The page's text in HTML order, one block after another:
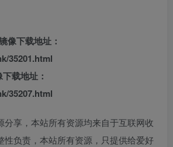
像下载地址：
35201.html
载地址：
35207.html
分享，本站所有资源均来自于互联网收
性负责，本站所有资源，只提供给爱好